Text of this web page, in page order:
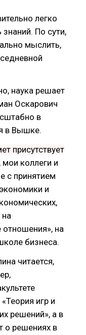
легко
По сути,
мыслить,
наука решает
Оскарович
в
в Вышке.
присутствует
коллеги и
с принятием
и
на
бизнеса.
читается,
игр и
решений», а в
о решениях в